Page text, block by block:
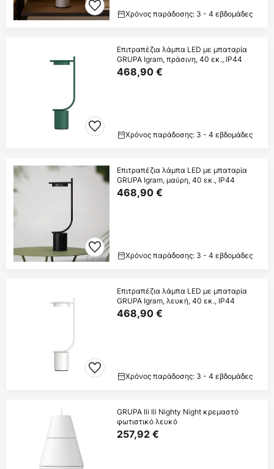
Χρόνος παράδοσης: 3 - 4 εβδομάδες
Επιτραπέζια λάμπα LED με μπαταρία
GRUPA Igram, πράσινη, 40 εκ., IP44
468,90 €
Χρόνος παράδοσης: 3 - 4 εβδομάδες
Επιτραπέζια λάμπα LED με μπαταρία
GRUPA Igram, μαύρη, 40 εκ., IP44
468,90 €
Χρόνος παράδοσης: 3 - 4 εβδομάδες
Επιτραπέζια λάμπα LED με μπαταρία
GRUPA Igram, λευκή, 40 εκ., IP44
468,90 €
Χρόνος παράδοσης: 3 - 4 εβδομάδες
GRUPA Ili Ili Nighty Night κρεμαστό
φωτιστικό λευκό
257,92 €